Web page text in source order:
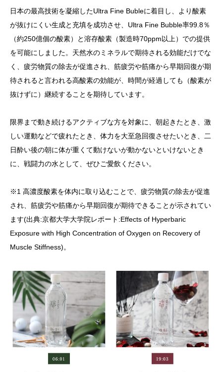
日本の最高技術を凝縮したUltra Fine Bubleに着目し、より酸素
が抜けにくい生成と充填を成功させ、Ultra Fine Bubble率99.8％
（約250億個の酸素）と溶存酸素（製造時70ppm以上）での提供
を可能にしました。天然水のミネラルで期待される効能だけでな
く、疲労物質の除去が促進され、筋疲労や筋痛から早期回復が期
待されると言われる高酸素の効能が、時間が経過しても（酸素が
抜けずに）継続することを期待しています。
限界まで動き続けるアクティブな方を対象に、朝起きたとき、激
しい運動などで疲れたとき、体力を大至急回復させたいとき、二
日酔い後の朝に体が重くて動けないが動かないといけないとき
に、戦闘力の水として、ぜひご愛飲ください。
※1 高濃度酸素を体内に取り込むことで、疲労物質の除去が促進
され、筋疲労や筋痛から早期回復が期待できることが示されてい
ます(出典:京都大学大学院レポート:Effects of Hyperbaric
Exposure with High Concentration of Oxygen on Recovery of
Muscle Stiffness)。